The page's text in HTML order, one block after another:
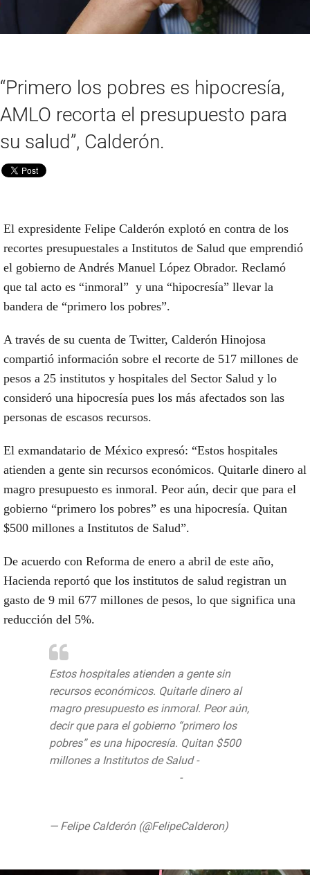
“Primero los pobres es hipocresía,
AMLO recorta el presupuesto para
su salud”, Calderón.
El expresidente Felipe Calderón explotó en contra de los
recortes presupuestales a Institutos de Salud que emprendió
el gobierno de Andrés Manuel López Obrador. Reclamó
que tal acto es “inmoral” y una “hipocresía” llevar la
bandera de “primero los pobres”.
A través de su cuenta de Twitter, Calderón Hinojosa
compartió información sobre el recorte de 517 millones de
pesos a 25 institutos y hospitales del Sector Salud y lo
consideró una hipocresía pues los más afectados son las
personas de escasos recursos.
El exmandatario de México expresó: “Estos hospitales
atienden a gente sin recursos económicos. Quitarle dinero al
magro presupuesto es inmoral. Peor aún, decir que para el
gobierno “primero los pobres” es una hipocresía. Quitan
$500 millones a Institutos de Salud”.
De acuerdo con Reforma de enero a abril de este año,
Hacienda reportó que los institutos de salud registran un
gasto de 9 mil 677 millones de pesos, lo que significa una
reducción del 5%.
Estos hospitales atienden a gente sin
recursos económicos. Quitarle dinero al
magro presupuesto es inmoral. Peor aún,
decir que para el gobierno “primero los
pobres” es una hipocresía. Quitan $500
millones a Institutos de Salud -
-
— Felipe Calderón (@FelipeCalderon)